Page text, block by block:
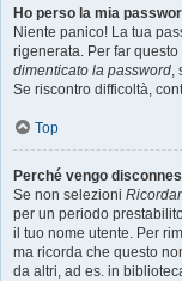
Ho perso la mia
Niente panico! La tua
rigenerata. Per far
dimenticato la password,
Se riscontro difficoltà,
Top
Perché vengo
Se non selezioni
per un periodo
il tuo nome utente. Per
ma ricorda che questo
da altri, ad es. in